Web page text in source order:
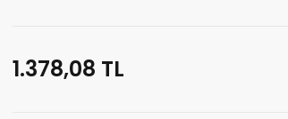
1.378,08 TL